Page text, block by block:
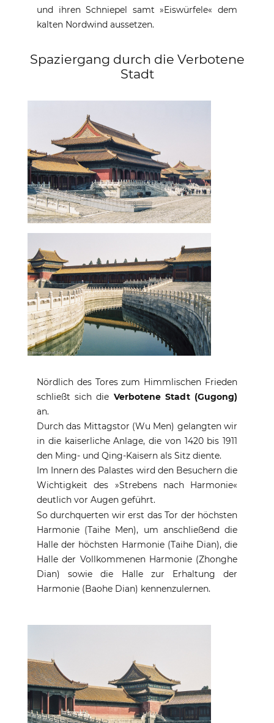
und ihren Schniepel samt »Eiswürfele« dem
kalten Nordwind aussetzen.
Spaziergang durch die Verbotene
Stadt
Nördlich des Tores zum Himmlischen Frieden
schließt sich die Verbotene Stadt (Gugong)
an.
Durch das Mittagstor (Wu Men) gelangten wir
in die kaiserliche Anlage, die von 1420 bis 1911
den Ming- und Qing-Kaisern als Sitz diente.
Im Innern des Palastes wird den Besuchern die
Wichtigkeit des »Strebens nach Harmonie«
deutlich vor Augen geführt.
So durchquerten wir erst das Tor der höchsten
Harmonie (Taihe Men), um anschließend die
Halle der höchsten Harmonie (Taihe Dian), die
Halle der Vollkommenen Harmonie (Zhonghe
Dian) sowie die Halle zur Erhaltung der
Harmonie (Baohe Dian) kennenzulernen.